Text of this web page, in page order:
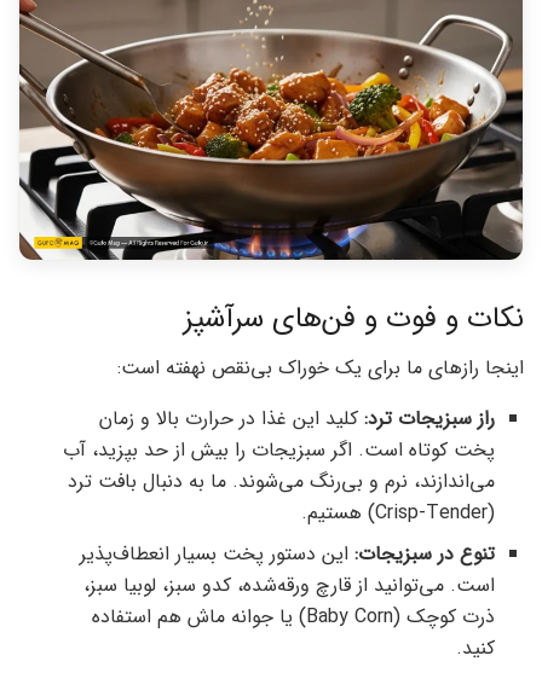
نکات و فوت و فن‌های سرآشپز
اینجا رازهای ما برای یک خوراک بی‌نقص نهفته است:
راز سبزیجات ترد: کلید این غذا در حرارت بالا و زمان
پخت کوتاه است. اگر سبزیجات را بیش از حد بپزید، آب
می‌اندازند، نرم و بی‌رنگ می‌شوند. ما به دنبال بافت ترد
(Crisp-Tender) هستیم.
تنوع در سبزیجات: این دستور پخت بسیار انعطاف‌پذیر
است. می‌توانید از قارچ ورقه‌شده، کدو سبز، لوبیا سبز،
ذرت کوچک (Baby Corn) یا جوانه ماش هم استفاده
کنید.